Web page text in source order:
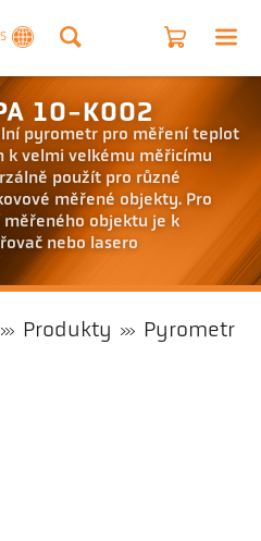
10-K002
pyrometr pro měření teplot
k velmi velkému měřicímu
použít pro různé
měřené objekty. Pro
objektu je k
nebo lasero
Produkty
Pyrometr